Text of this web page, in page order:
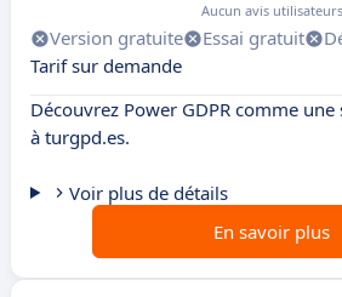
Aucun avis utilisateurs
Version gratuite Essai gratuit
Tarif sur demande
Découvrez Power GDPR comme
à turgpd.es.
Voir plus de détails
En savoir plus